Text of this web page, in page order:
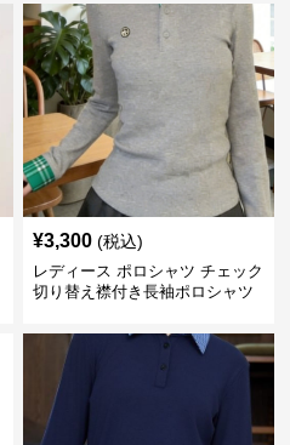
¥3,300 (税込)
レディース ポロシャツ チェック
切り替え襟付き長袖ポロシャツ